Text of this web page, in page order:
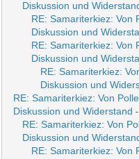
Diskussion und
RE: Samariterkiez: Von
Diskussion und
RE: Samariterkiez: Von
Diskussion und
RE: Samariterkiez:
Diskussion und
RE: Samariterkiez: Von
Diskussion und Widerstand
RE: Samariterkiez: Von
Diskussion und
RE: Samariterkiez: Von